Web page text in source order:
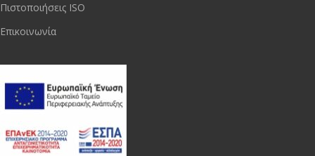
Πιστοποιήσεις ISO
Επικοινωνία